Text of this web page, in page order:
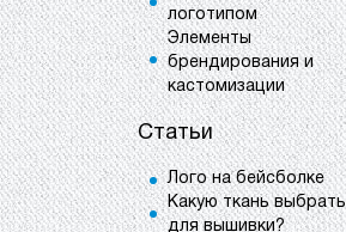
логотипом
Элементы
брендирования и
кастомизации
Статьи
Лого на бейсболке
Какую ткань выбрать
для вышивки?